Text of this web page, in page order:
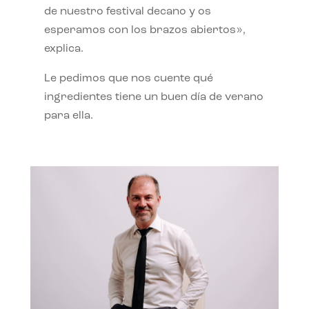
de nuestro festival decano y os
esperamos con los brazos abiertos»,
explica.
Le pedimos que nos cuente qué
ingredientes tiene un buen día de verano
para ella.